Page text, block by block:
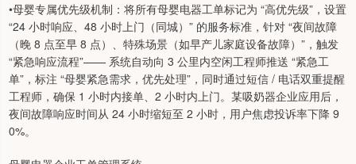
•母婴专属优先级机制：将所有母婴电器工单标记为 “高优先级”，设置
“24 小时响应、48 小时上门（同城）” 的服务标准，针对 “夜间故障
（晚 8 点至早 8 点）、特殊场景（如早产儿家庭设备故障）”，触发
“紧急响应流程”—— 系统自动向 3 公里内空闲工程师推送 “紧急工
单”，标注 “母婴紧急需求，优先处理”，同时通过短信 / 电话双重提醒
工程师，确保 1 小时内接单、2 小时内上门。某吸奶器企业应用后，
夜间故障响应时间从 24 小时缩短至 2 小时，用户焦虑投诉率下降 9
0%。